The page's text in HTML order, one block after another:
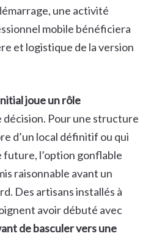
une activité
mobile bénéficiera
et logistique de la version
joue un rôle
Pour une structure
d’un local définitif ou qui
future, l’option gonflable
raisonnable avant un
Des artisans installés à
avoir débuté avec
de basculer vers une